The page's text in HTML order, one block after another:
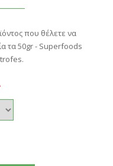
που θέλετε να
τα 50gr - Superfoods